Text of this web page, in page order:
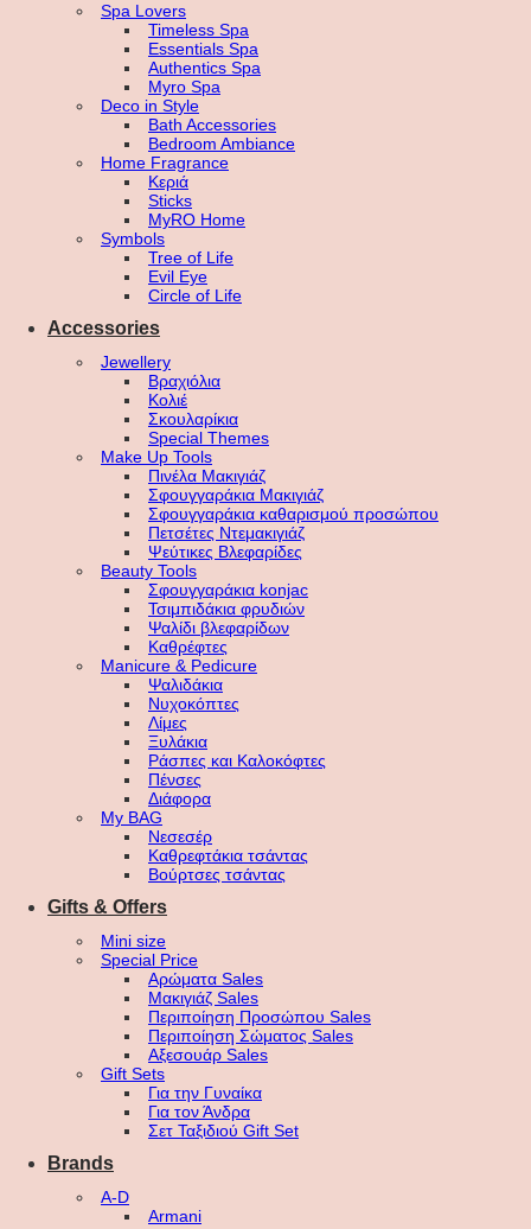
Spa Lovers
Timeless Spa
Essentials Spa
Authentics Spa
Myro Spa
Deco in Style
Bath Accessories
Bedroom Ambiance
Home Fragrance
Κεριά
Sticks
MyRO Home
Symbols
Tree of Life
Evil Eye
Circle of Life
Accessories
Jewellery
Βραχιόλια
Κολιέ
Σκουλαρίκια
Special Themes
Make Up Tools
Πινέλα Μακιγιάζ
Σφουγγαράκια Μακιγιάζ
Σφουγγαράκια καθαρισμού προσώπου
Πετσέτες Ντεμακιγιάζ
Ψεύτικες Βλεφαρίδες
Beauty Tools
Σφουγγαράκια konjac
Τσιμπιδάκια φρυδιών
Ψαλίδι βλεφαρίδων
Καθρέφτες
Manicure & Pedicure
Ψαλιδάκια
Νυχοκόπτες
Λίμες
Ξυλάκια
Ράσπες και Καλοκόφτες
Πένσες
Διάφορα
My BAG
Νεσεσέρ
Καθρεφτάκια τσάντας
Βούρτσες τσάντας
Gifts & Offers
Mini size
Special Price
Αρώματα Sales
Μακιγιάζ Sales
Περιποίηση Προσώπου Sales
Περιποίηση Σώματος Sales
Αξεσουάρ Sales
Gift Sets
Για την Γυναίκα
Για τον Άνδρα
Σετ Ταξιδιού Gift Set
Brands
A-D
Armani